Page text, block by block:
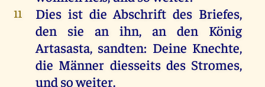
11 Dies ist die Abschrift des Briefes,
den
sie an ihn,an den
König
Artasasta, sandten: Deine Knechte,
die Männer diesseits des Stromes,
undsoweiter.